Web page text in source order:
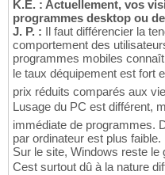
K.E. : Actuellement, vos
programmes desktop ou
J. P. : Il faut différencier la
comportement des
programmes mobiles
le taux déquipement est
prix réduits comparés aux
Lusage du PC est différent,
immédiate de programmes.
par ordinateur est plus faible.
Sur le site, Windows reste le
Cest surtout dû à la nature